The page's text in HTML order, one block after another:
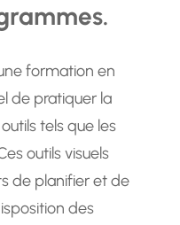
formation en
de pratiquer la
tels que les
outils visuels
de planifier et de
des